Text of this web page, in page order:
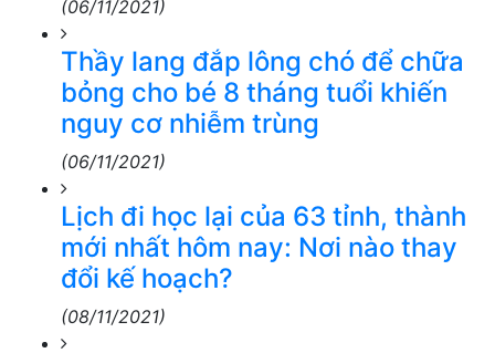
(06/11/2021)
Thầy lang đắp lông chó để chữa
bỏng cho bé 8 tháng tuổi khiến
nguy cơ nhiễm trùng
(06/11/2021)
Lịch đi học lại của 63 tỉnh, thành
mới nhất hôm nay: Nơi nào thay
đổi kế hoạch?
(08/11/2021)